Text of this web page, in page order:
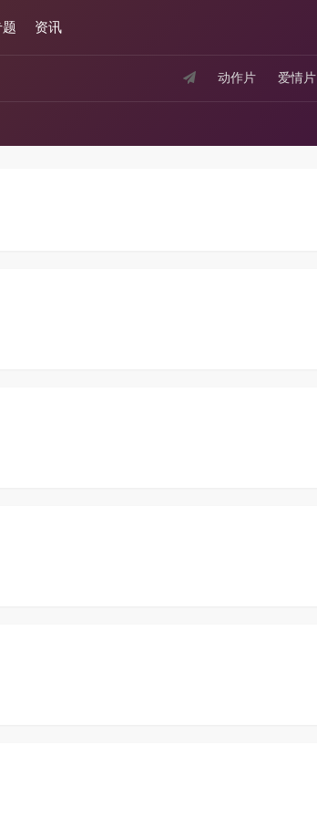
资讯
动作片 爱情片